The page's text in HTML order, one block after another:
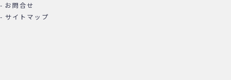
お問合せ
サイトマップ